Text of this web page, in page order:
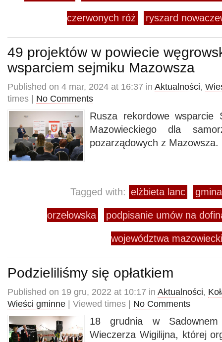
czerwonych róż ryszard
49 projektów w powiecie
wsparciem sejmiku Mazowsza
Published on 4 mar, 2024 at 16:37 in Aktualności,
times | No Comments
Rusza rekordowe wsparcie
Mazowieckiego dla
pozarządowych z Mazowsza.
Tagged with: elżbieta lanc
orzełowska podpisanie umów na
województwa
Podzieliliśmy się opłatkiem
Published on 19 gru, 2022 at 10:17 in Aktualności,
Wieści gminne | Viewed times | No Comments
18 grudnia w
Wieczerza Wigilijna, której